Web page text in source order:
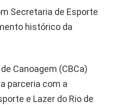
Secretaria de Esporte
histórico da
Canoagem (CBCa)
parceria com a
e Lazer do Rio de